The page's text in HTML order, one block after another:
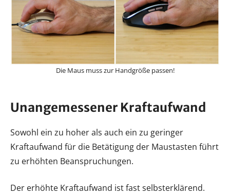
Die Maus muss zur Handgröße passen!
Unangemessener Kraftaufwand
Sowohl ein zu hoher als auch ein zu geringer
Kraftaufwand für die Betätigung der Maustasten führt
zu erhöhten Beanspruchungen.
Der erhöhte Kraftaufwand ist fast selbsterklärend.